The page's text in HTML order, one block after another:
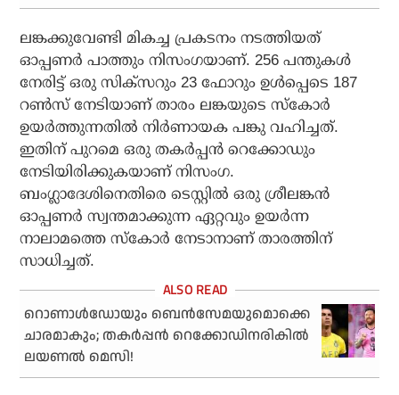
ലങ്കക്കുവേണ്ടി മികച്ച പ്രകടനം നടത്തിയത്
ഓപ്പണര്‍ പാത്തും നിസംഗയാണ്. 256 പന്തുകള്‍
നേരിട്ട് ഒരു സിക്‌സറും 23 ഫോറും ഉള്‍പ്പെടെ 187
റണ്‍സ് നേടിയാണ് താരം ലങ്കയുടെ സ്‌കോര്‍
ഉയര്‍ത്തുന്നതില്‍ നിര്‍ണായക പങ്കു വഹിച്ചത്.
ഇതിന് പുറമെ ഒരു തകര്‍പ്പന്‍ റെക്കോഡും
നേടിയിരിക്കുകയാണ് നിസംഗ.
ബംഗ്ലാദേശിനെതിരെ ടെസ്റ്റില്‍ ഒരു ശ്രീലങ്കന്‍
ഓപ്പണര്‍ സ്വന്തമാക്കുന്ന ഏറ്റവും ഉയര്‍ന്ന
നാലാമത്തെ സ്‌കോര്‍ നേടാനാണ് താരത്തിന്
സാധിച്ചത്.
റൊണാള്‍ഡോയും ബെന്‍സേമയുമൊക്കെ
ചാരമാകും; തകര്‍പ്പന്‍ റെക്കോഡിനരികില്‍
ലയണല്‍ മെസി!